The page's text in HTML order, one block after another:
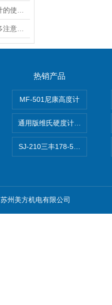
热销产品
MF-501尼康高度计
通用版维氏硬度计软件 自动
SJ-210三丰178-560-11DC粗
州美方机电有限公司